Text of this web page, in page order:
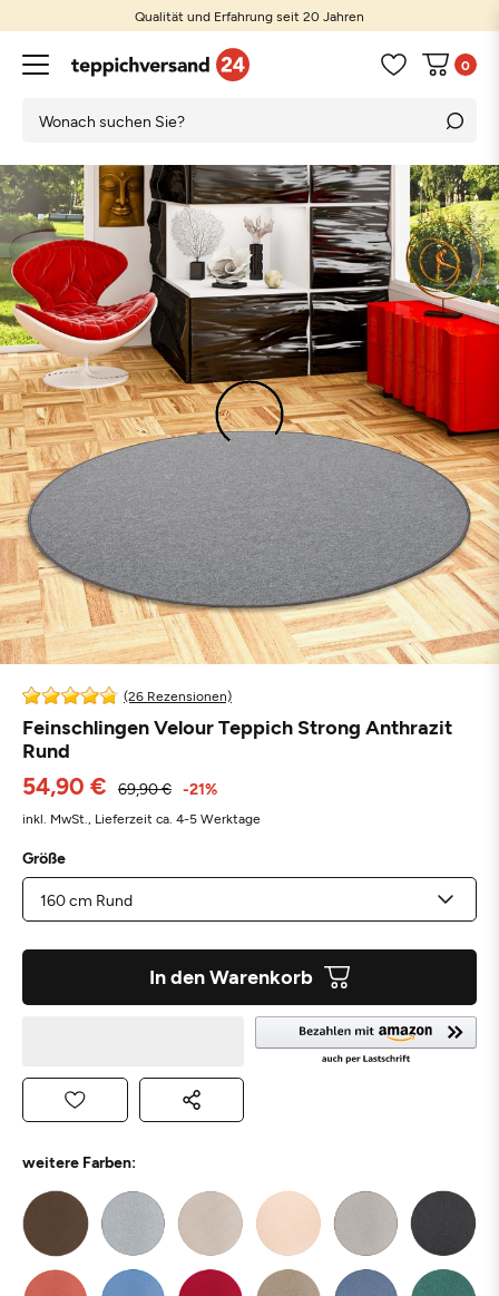
Qualität und Erfahrung seit 20 Jahren
0
(26 Rezensionen)
Feinschlingen Velour Teppich Strong Anthrazit
Rund
54,90 € 69,90 € -21%
inkl. MwSt., Lieferzeit ca. 4-5 Werktage
Größe
In den Warenkorb
weitere Farben: